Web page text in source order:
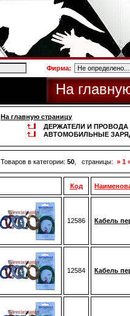
Фирма:
На
На главную страницу
ДЕРЖАТЕЛИ И ПРОВОДА
АВТОМОБИЛЬНЫЕ
Товаров в категории: 50 , страницы: » 1
Код
12586 Кабель
12584 Кабель